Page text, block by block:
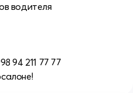
водителя
94 211 77 77